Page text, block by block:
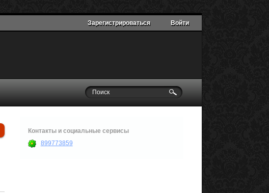
Зарегистрироваться Войти
Контакты и социальные сервисы
899773859